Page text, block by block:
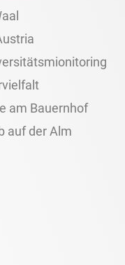
am Bauernhof
auf der Alm